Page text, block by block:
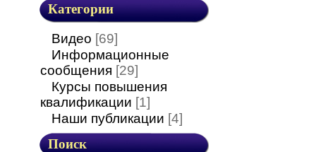
Категории
Видео [69]
Информационные
сообщения [29]
Курсы повышения
квалификации [1]
Наши публикации [4]
Поиск